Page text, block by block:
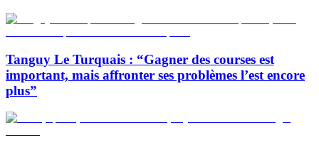
Tanguy Le Turquais : “Gagner des courses est
important, mais affronter ses problèmes l’est encore
plus”